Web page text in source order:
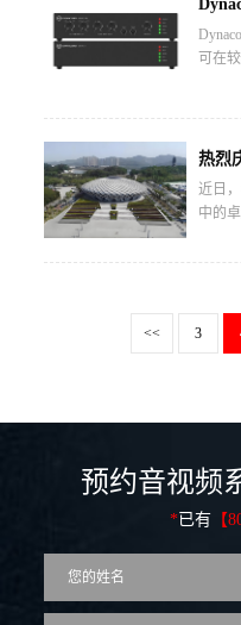
可在
近日
中的
<< 3
预约音视频
*已有 【